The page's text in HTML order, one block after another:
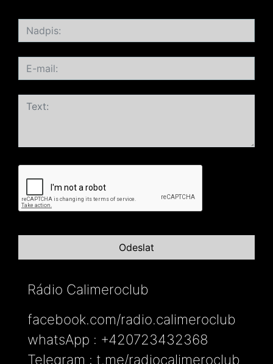
Rádio Calimeroclub
facebook.com/radio.calimeroclub
whatsApp : +420723432368
Telegram : t.me/radiocalimeroclub